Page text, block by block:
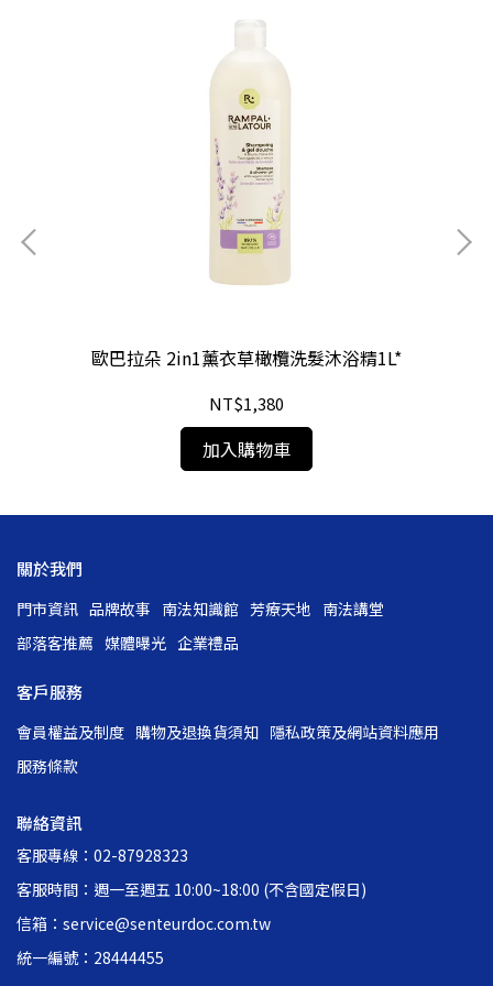
歐巴拉朵 2in1薰衣草橄欖洗髮沐浴精1L*
NT$1,380
加入購物車
關於我們
門市資訊 品牌故事 南法知識館 芳療天地 南法講堂
部落客推薦 媒體曝光 企業禮品
客戶服務
會員權益及制度 購物及退換貨須知 隱私政策及網站資料應用
服務條款
聯絡資訊
客服專線：02-87928323
客服時間：週一至週五 10:00~18:00 (不含國定假日)
信箱：service@senteurdoc.com.tw
統一編號：28444455